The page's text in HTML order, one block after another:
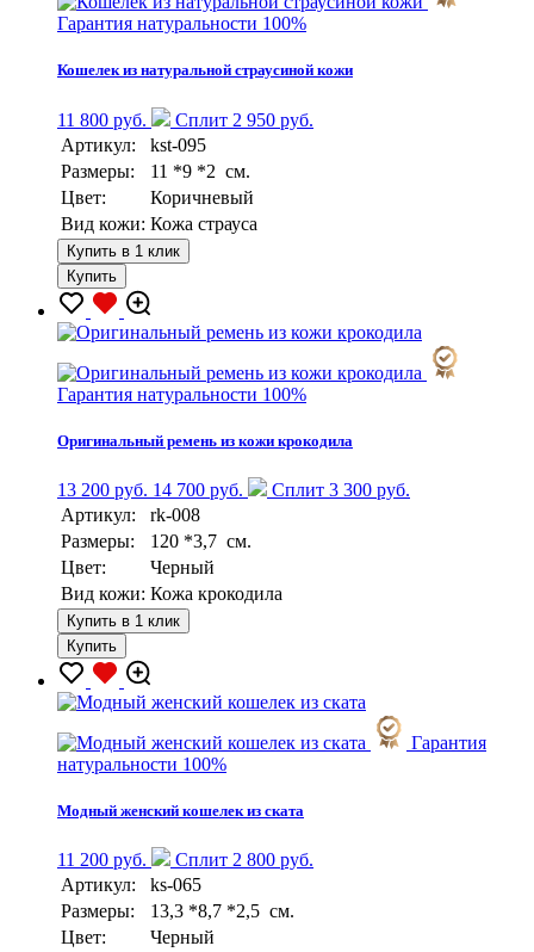
Гарантия натуральности 100%
Кошелек из натуральной страусиной кожи
11 800 руб.
Сплит 2 950 руб.
Артикул:
kst-095
Размеры:
11 *9 *2 см.
Цвет:
Коричневый
Вид кожи: Кожа страуса
Купить в 1 клик
Купить
Гарантия натуральности 100%
Оригинальный ремень из кожи крокодила
13 200 руб. 14 700 руб.
Сплит 3 300 руб.
Артикул:
rk-008
Размеры:
120 *3,7 см.
Цвет:
Черный
Вид кожи: Кожа крокодила
Купить в 1 клик
Купить
Гарантия
натуральности 100%
Модный женский кошелек из ската
11 200 руб.
Сплит 2 800 руб.
Артикул:
ks-065
Размеры:
13,3 *8,7 *2,5 см.
Цвет:
Черный